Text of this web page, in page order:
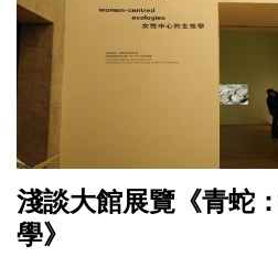
淺談大館展覽《青蛇
學》